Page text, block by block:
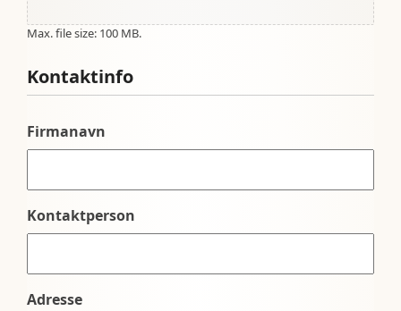
Max. file size: 100 MB.
Kontaktinfo
Firmanavn
Kontaktperson
Adresse